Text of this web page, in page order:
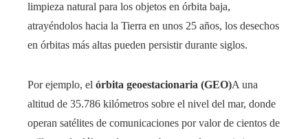
limpieza natural para los objetos en órbita baja,
atrayéndolos hacia la Tierra en unos 25 años, los desechos
en órbitas más altas pueden persistir durante siglos.
Por ejemplo, el órbita geoestacionaria (GEO)A una
altitud de 35.786 kilómetros sobre el nivel del mar, donde
operan satélites de comunicaciones por valor de cientos de